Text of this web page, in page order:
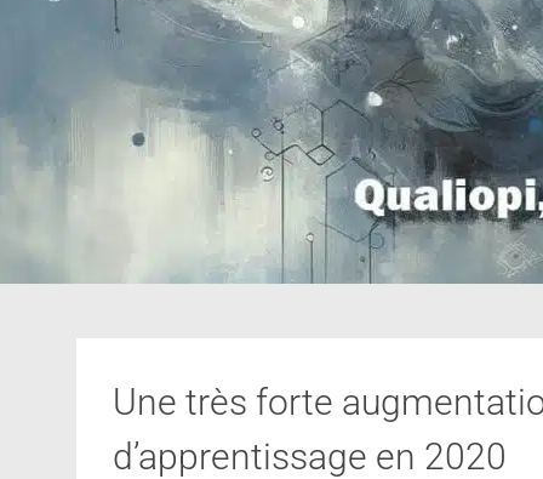
Une très forte
d’apprentissage en 2020